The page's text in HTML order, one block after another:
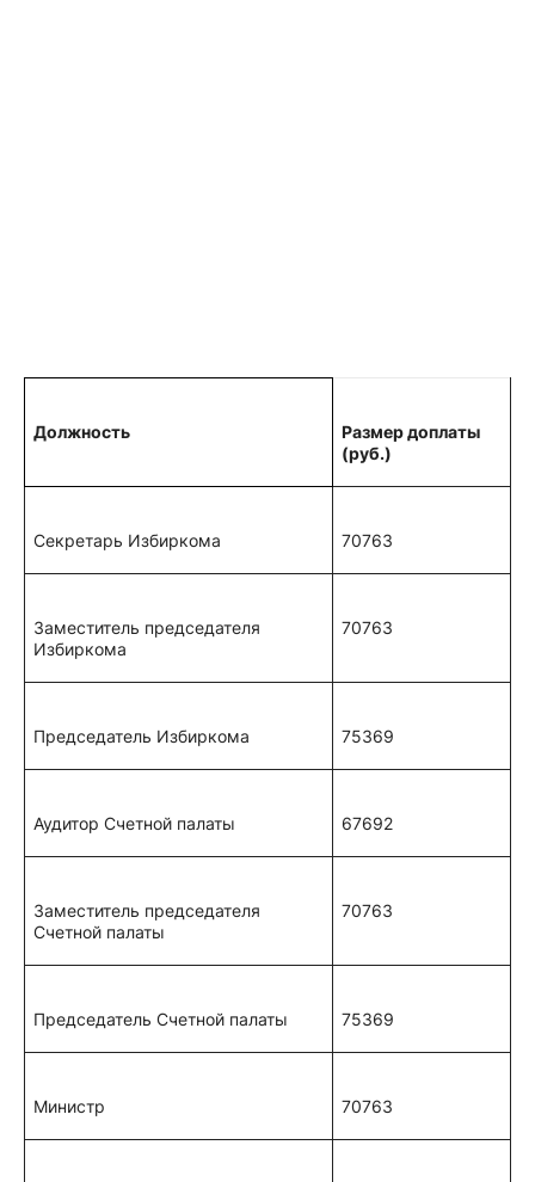
Должность
Размер доплаты
(руб.)
Секретарь Избиркома 70763
Заместитель председателя
Избиркома
70763
Председатель Избиркома 75369
Аудитор Счетной палаты 67692
Заместитель председателя
Счетной палаты
70763
Председатель Счетной палаты 75369
Министр 70763